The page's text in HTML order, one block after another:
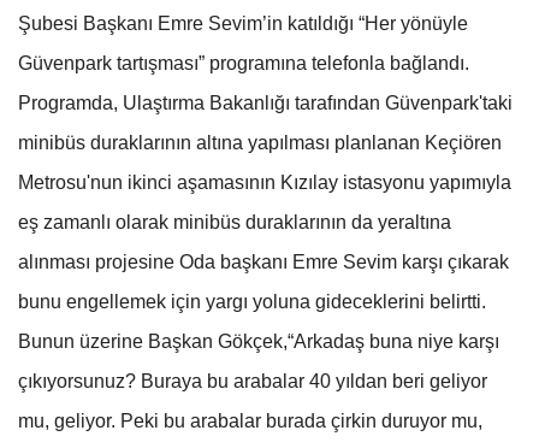
Şubesi Başkanı Emre Sevim’in katıldığı “Her yönüyle
Güvenpark tartışması” programına telefonla bağlandı.
Programda, Ulaştırma Bakanlığı tarafından Güvenpark'taki
minibüs duraklarının altına yapılması planlanan Keçiören
Metrosu'nun ikinci aşamasının Kızılay istasyonu yapımıyla
eş zamanlı olarak minibüs duraklarının da yeraltına
alınması projesine Oda başkanı Emre Sevim karşı çıkarak
bunu engellemek için yargı yoluna gideceklerini belirtti.
Bunun üzerine Başkan Gökçek,“Arkadaş buna niye karşı
çıkıyorsunuz? Buraya bu arabalar 40 yıldan beri geliyor
mu, geliyor. Peki bu arabalar burada çirkin duruyor mu,